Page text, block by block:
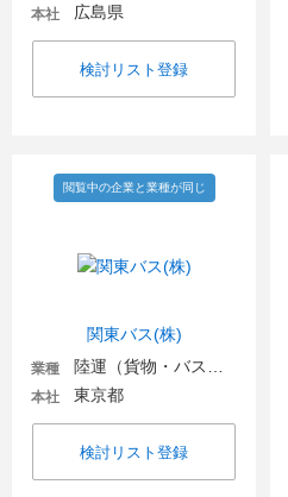
本社 広島県
検討リスト登録
関東バス(株)
閲覧中の企業と業種が同じ
業種
本社 東京都
検討リスト登録